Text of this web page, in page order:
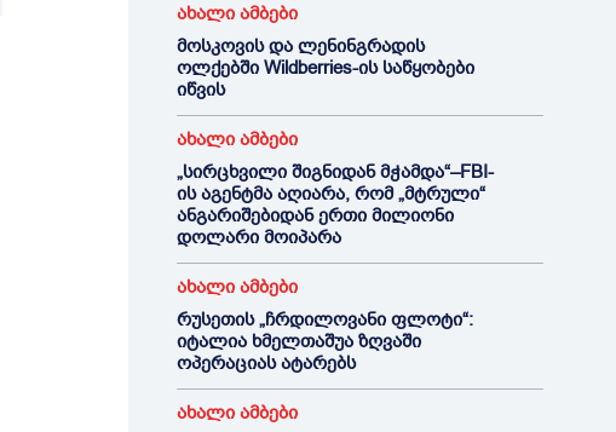
ახალი ამბები
მოსკოვის და ლენინგრადის
ოლქებში Wildberries-ის საწყობები
იწვის
ახალი ამბები
„სირცხვილი შიგნიდან მჭამდა“–FBI-
ის აგენტმა აღიარა, რომ „მტრული“
ანგარიშებიდან ერთი მილიონი
დოლარი მოიპარა
ახალი ამბები
რუსეთის „ჩრდილოვანი ფლოტი“:
იტალია ხმელთაშუა ზღვაში
ოპერაციას ატარებს
ახალი ამბები